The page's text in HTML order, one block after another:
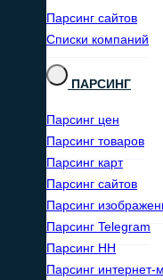
Парсинг сайтов
Списки компаний
ПАРСИНГ
Парсинг цен
Парсинг товаров
Парсинг карт
Парсинг сайтов
Парсинг
Парсинг Telegram
Парсинг HH
Парсинг интернет-